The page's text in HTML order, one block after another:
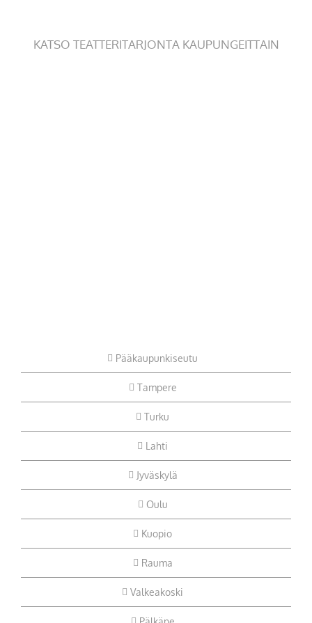
KATSO TEATTERITARJONTA KAUPUNGEITTAIN
Pääkaupunkiseutu
Tampere
Turku
Lahti
Jyväskylä
Oulu
Kuopio
Rauma
Valkeakoski